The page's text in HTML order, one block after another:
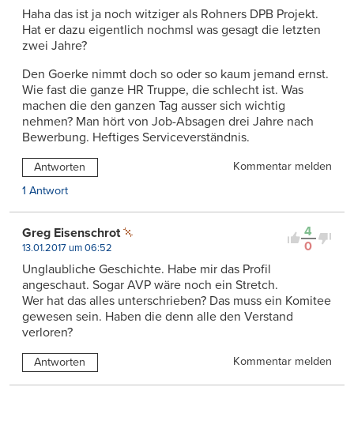
Haha das ist ja noch witziger als Rohners DPB Projekt.
Hat er dazu eigentlich nochmsl was gesagt die letzten
zwei Jahre?
Den Goerke nimmt doch so oder so kaum jemand ernst.
Wie fast die ganze HR Truppe, die schlecht ist. Was
machen die den ganzen Tag ausser sich wichtig
nehmen? Man hört von Job-Absagen drei Jahre nach
Bewerbung. Heftiges Serviceverständnis.
Antworten
Kommentar melden
1 Antwort
4
0
Greg Eisenschrot
13.01.2017 um 06:52
Unglaubliche Geschichte. Habe mir das Profil
angeschaut. Sogar AVP wäre noch ein Stretch.
Wer hat das alles unterschrieben? Das muss ein Komitee
gewesen sein. Haben die denn alle den Verstand
verloren?
Antworten Kommentar melden